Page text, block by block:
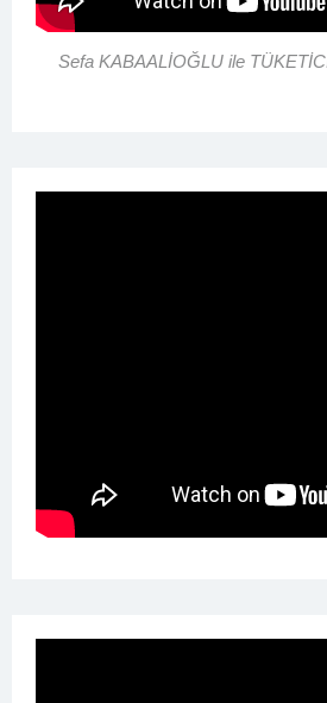
Sefa KABAALİOĞLU ile